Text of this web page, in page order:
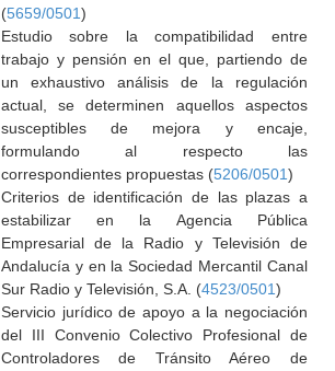
(5659/0501)
Estudio sobre la compatibilidad entre
trabajo y pensión en el que, partiendo de
un exhaustivo análisis de la regulación
actual, se determinen aquellos aspectos
susceptibles de mejora y encaje,
formulando al respecto las
correspondientes propuestas (5206/0501)
Criterios de identificación de las plazas a
estabilizar en la Agencia Pública
Empresarial de la Radio y Televisión de
Andalucía y en la Sociedad Mercantil Canal
Sur Radio y Televisión, S.A. (4523/0501)
Servicio jurídico de apoyo a la negociación
del III Convenio Colectivo Profesional de
Controladores de Tránsito Aéreo de